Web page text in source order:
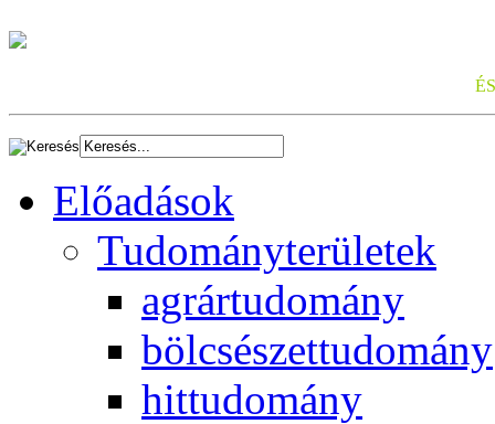
Előadások
Tudományterületek
agrártudomány
bölcsészettudomány
hittudomány